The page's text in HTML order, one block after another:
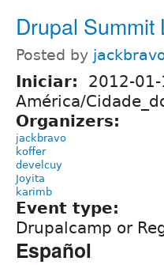
Drupal
Posted by
Iniciar: 2012-
América/
Organizers:
jackbravo
koffer
develcuy
Joyita
karimb
Event type:
Drupalcamp or
Español